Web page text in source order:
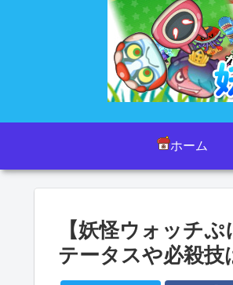
ホーム
【妖怪ウォッチ
テータスや必殺技